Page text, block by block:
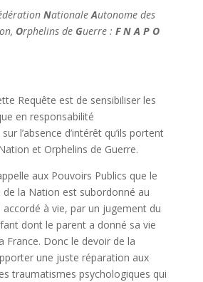
NationaleAutonome des
Orphelins de Guerre : F N A P O
Requête est de sensibiliser les
en responsabilité
l’absence d’intérêt qu’ils portent
et Orphelins de Guerre.
aux Pouvoirs Publics que le
de la Nation est subordonné au
accordé à vie, par un jugement du
dont le parent a donné sa vie
France. Donc le devoir de la
une juste réparation aux
traumatismes psychologiques qui